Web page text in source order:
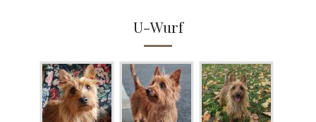
U-Wurf